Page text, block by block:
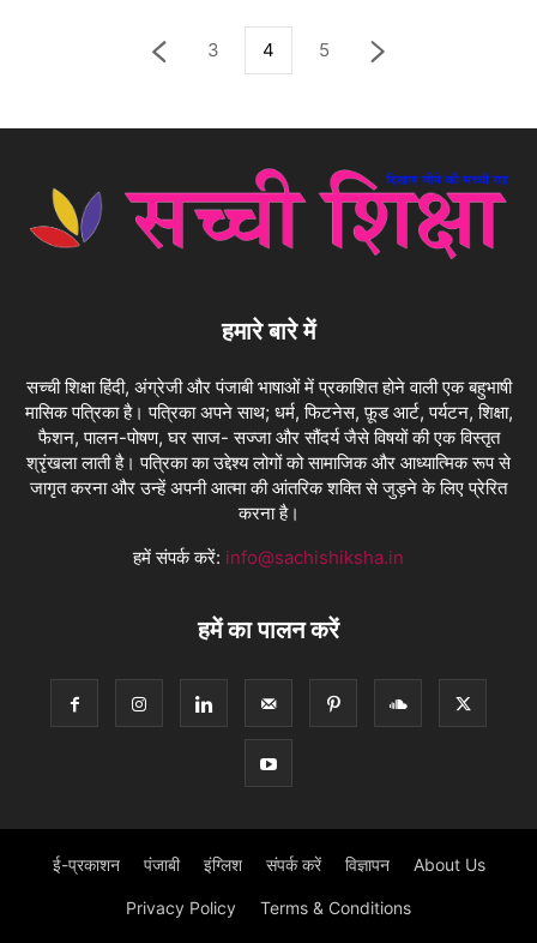
3 4 5
हमारे बारे में
सच्ची शिक्षा हिंदी, अंग्रेजी और पंजाबी भाषाओं में प्रकाशित होने वाली एक बहुभाषी
मासिक पत्रिका है। पत्रिका अपने साथ; धर्म, फिटनेस, फ़ूड आर्ट, पर्यटन, शिक्षा,
फैशन, पालन-पोषण, घर साज- सज्जा और सौंदर्य जैसे विषयों की एक विस्तृत
श्रृंखला लाती है। पत्रिका का उद्देश्य लोगों को सामाजिक और आध्यात्मिक रूप से
जागृत करना और उन्हें अपनी आत्मा की आंतरिक शक्ति से जुड़ने के लिए प्रेरित
करना है।
हमें संपर्क करें: info@sachishiksha.in
हमें का पालन करें
ई-प्रकाशन पंजाबी इंग्लिश संपर्क करें विज्ञापन About Us
Privacy Policy Terms & Conditions